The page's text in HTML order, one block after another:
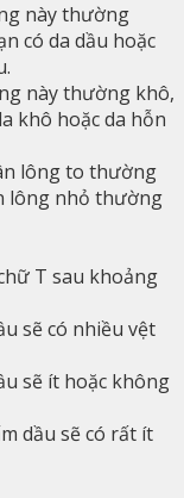
này thường
có da dầu hoặc
này thường khô,
khô hoặc da hỗn
lông to thường
lông nhỏ thường
T sau khoảng
sẽ có nhiều vệt
sẽ ít hoặc không
dầu sẽ có rất ít